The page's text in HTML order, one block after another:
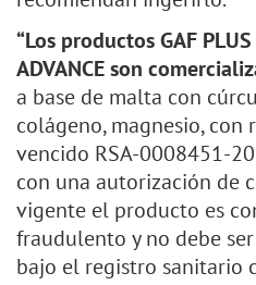
“Los productos GAF
ADVANCE son
a base de malta con
colágeno, magnesio, con
vencido RSA-0008451-
con una autorización de
vigente el producto es
fraudulento y no debe
bajo el registro sanitario